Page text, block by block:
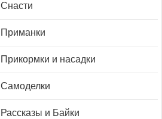
Снасти
Приманки
Прикормки и насадки
Самоделки
Рассказы и Байки